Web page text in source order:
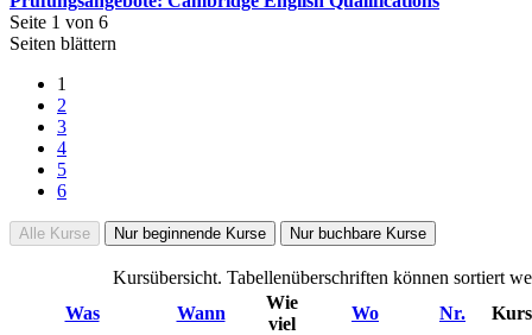
Seite 1 von 6
Seiten blättern
1
2
3
4
5
6
Alle Kurse Nur beginnende Kurse Nur buchbare Kurse
Kursübersicht. Tabellenüberschriften können sortiert
Was
Wann
Wie
viel
Wo Nr.